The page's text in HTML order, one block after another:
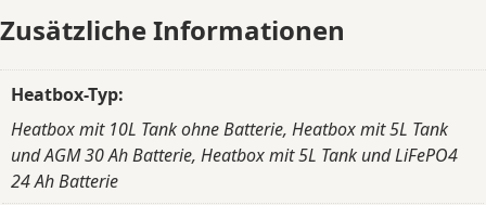
Zusätzliche Informationen
Heatbox-Typ:
Heatbox mit 10L Tank ohne Batterie, Heatbox mit 5L Tank
und AGM 30 Ah Batterie, Heatbox mit 5L Tank und LiFePO4
24 Ah Batterie